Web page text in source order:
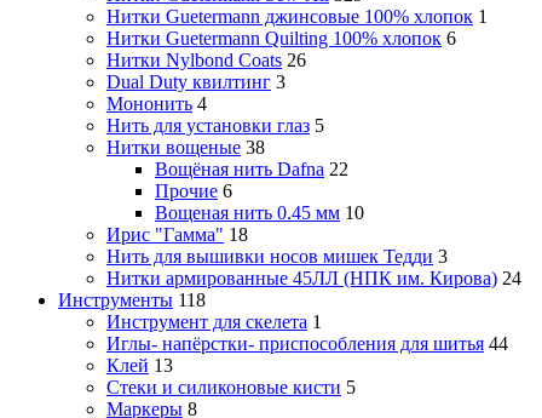
Нитки Guetermann джинсовые 100% хлопок 1
Нитки Guetermann Quilting 100% хлопок 6
Нитки Nylbond Coats 26
Dual Duty квилтинг 3
Мононить 4
Нить для установки глаз 5
Нитки вощеные 38
Вощёная нить Dafna 22
Прочие 6
Вощеная нить 0.45 мм 10
Ирис "Гамма" 18
Нить для вышивки носов мишек Тедди 3
Нитки армированные 45ЛЛ (НПК им. Кирова) 24
Инструменты 118
Инструмент для скелета 1
Иглы- напёрстки- приспособления для шитья 44
Клей 13
Стеки и силиконовые кисти 5
Маркеры 8